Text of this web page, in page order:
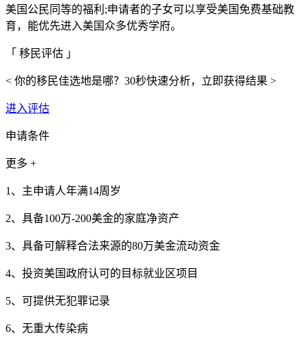
美国公民同等的福利;申请者的子女可以享受美国免费基础教
育，能优先进入美国众多优秀学府。
「 移民评估 」
< 你的移民佳选地是哪？30秒快速分析，立即获得结果 >
进入评估
申请条件
更多 +
1、主申请人年满14周岁
2、具备100万-200美金的家庭净资产
3、具备可解释合法来源的80万美金流动资金
4、投资美国政府认可的目标就业区项目
5、可提供无犯罪记录
6、无重大传染病